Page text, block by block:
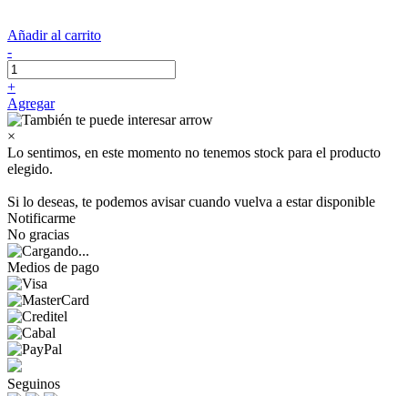
Añadir al carrito
-
+
Agregar
×
Lo sentimos, en este momento no tenemos stock para el producto
elegido.
Si lo deseas, te podemos avisar cuando vuelva a estar disponible
Notificarme
No gracias
Medios de pago
Seguinos